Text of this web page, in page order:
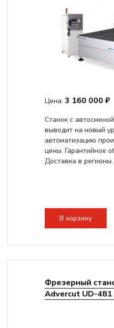
Цена: 3 160 000 ₽
Станок с
выводит на новый
автоматизацию
цены. Гарантийное
Доставка в регионы.
В корзину
Фрезерный
Advercut UD-481